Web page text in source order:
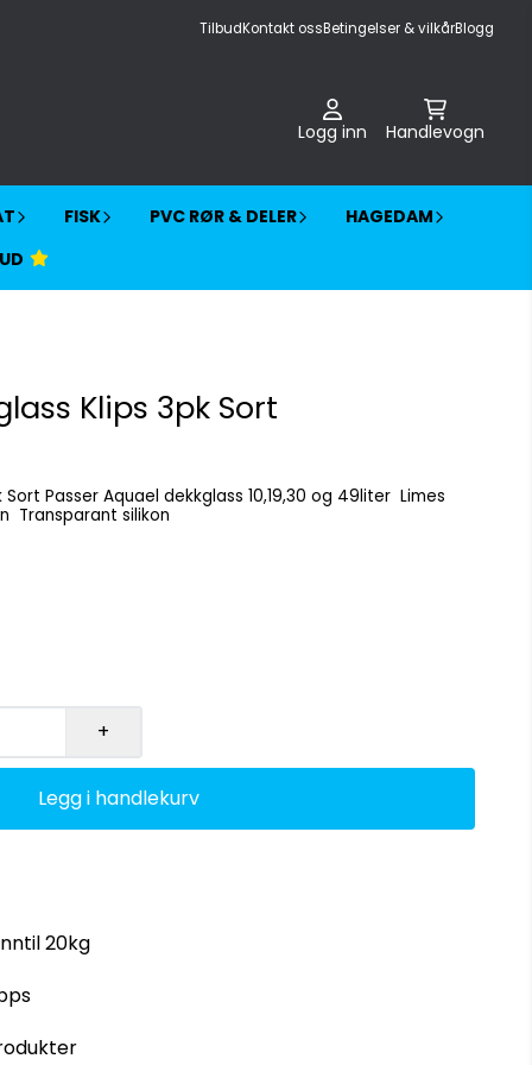
TilbudKontakt ossBetingelser & vilkårBlogg
Logg inn Handlevogn
FISK PVC RØR & DELER
HAGEDAM
Klips 3pk Sort
Limes
+
Legg i handlekurv
20kg